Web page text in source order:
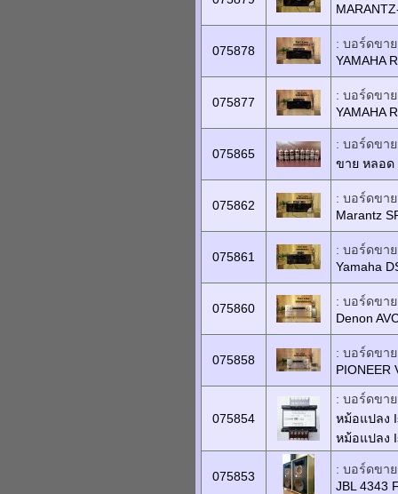
075878
: บอร์ดขาย
YAMAHA
075877
: บอร์ดขาย
YAMAHA
075865
: บอร์ดขาย
ขาย หลอด
075862
: บอร์ดขาย
Marantz
075861
: บอร์ดขาย
Yamaha
075860
: บอร์ดขาย
Denon
075858
: บอร์ดขาย
PIONEER
075854
: บอร์ดขาย
หม้อแปลง
หม้อแปลง
075853
: บอร์ดขาย
JBL 4343